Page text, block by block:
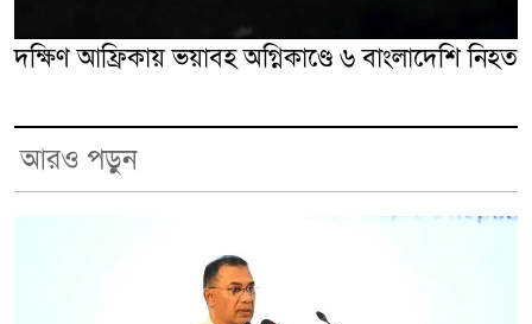
দক্ষিণ আফ্রিকায় ভয়াবহ অগ্নিকাণ্ডে ৬ বাংলাদেশি নিহত
আরও পড়ুন